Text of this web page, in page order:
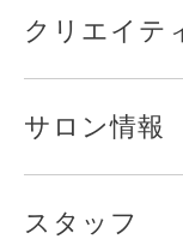
クリエイテ
サロン情報
スタッフ